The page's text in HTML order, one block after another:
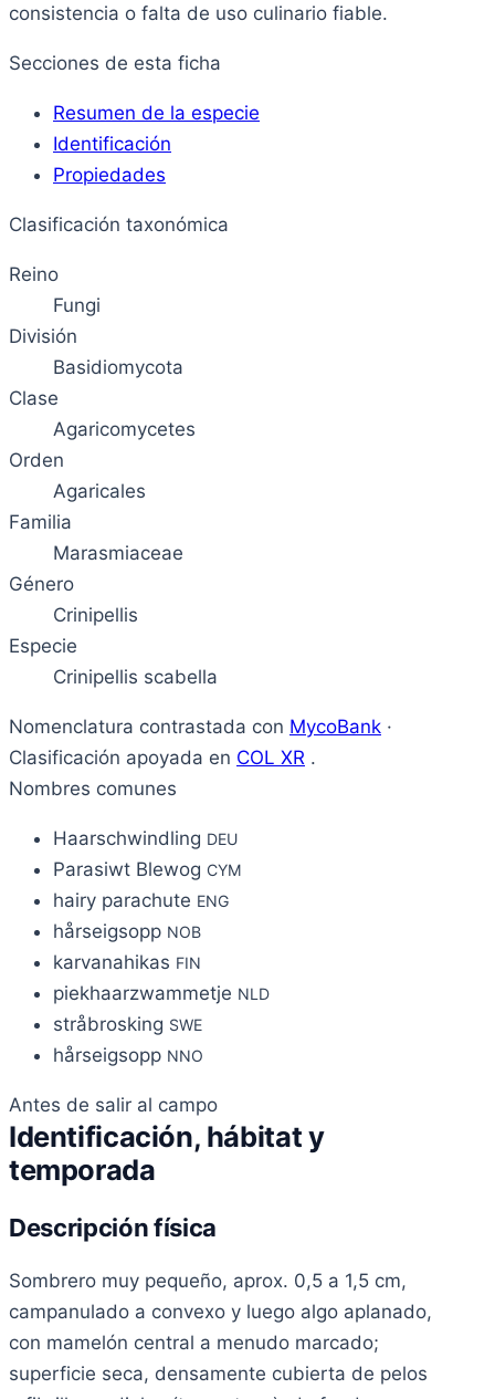
consistencia o falta de uso culinario fiable.
Secciones de esta ficha
Resumen de la especie
Identificación
Propiedades
Clasificación taxonómica
Reino
Fungi
División
Basidiomycota
Clase
Agaricomycetes
Orden
Agaricales
Familia
Marasmiaceae
Género
Crinipellis
Especie
Crinipellis scabella
Nomenclatura contrastada con MycoBank ·
Clasificación apoyada en COL XR .
Nombres comunes
Haarschwindling DEU
Parasiwt Blewog CYM
hairy parachute ENG
hårseigsopp NOB
karvanahikas FIN
piekhaarzwammetje NLD
stråbrosking SWE
hårseigsopp NNO
Antes de salir al campo
Identificación, hábitat y
temporada
Descripción física
Sombrero muy pequeño, aprox. 0,5 a 1,5 cm,
campanulado a convexo y luego algo aplanado,
con mamelón central a menudo marcado;
superficie seca, densamente cubierta de pelos